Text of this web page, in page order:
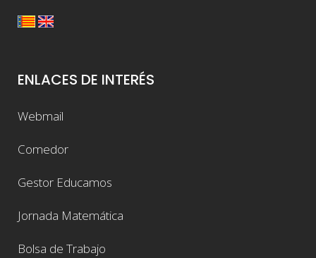
ENLACES DE INTERÉS
Webmail
Comedor
Gestor Educamos
Jornada Matemática
Bolsa de Trabajo